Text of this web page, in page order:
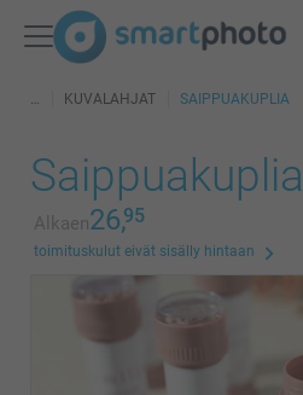
KUVALAHJAT SAIPPUAKUPLIA
Saippuakuplia
Alkaen26,95
toimituskulut eivät sisälly hintaan